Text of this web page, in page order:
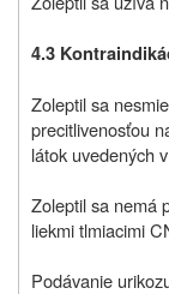
4.3
Zoleptil sa
precitlivenosťou
látok uvedených
Zoleptil sa nemá
liekmi tlmiacimi
Podávanie